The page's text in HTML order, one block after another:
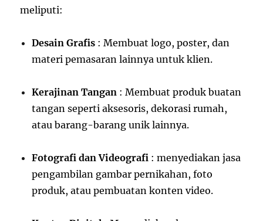
meliputi:
Desain Grafis : Membuat logo, poster, dan
materi pemasaran lainnya untuk klien.
Kerajinan Tangan : Membuat produk buatan
tangan seperti aksesoris, dekorasi rumah,
atau barang-barang unik lainnya.
Fotografi dan Videografi : menyediakan jasa
pengambilan gambar pernikahan, foto
produk, atau pembuatan konten video.